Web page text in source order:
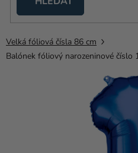
stany
Kanekalon
Velká fóliová čísla 86 cm
Balónek fóliový narozeninové číslo